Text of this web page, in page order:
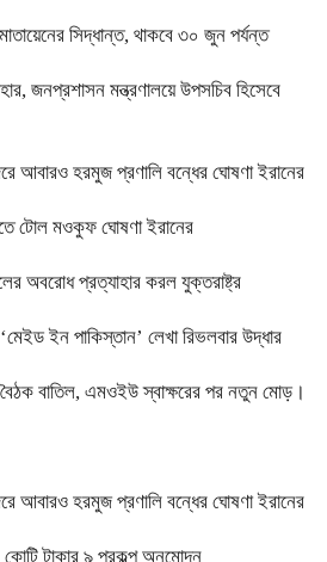
সিদ্ধান্ত, থাকবে ৩০ জুন পর্যন্ত
জনপ্রশাসন মন্ত্রণালয়ে উপসচিব হিসেবে
আবারও হরমুজ প্রণালি বন্ধের ঘোষণা ইরানের
টোল মওকুফ ঘোষণা ইরানের
অবরোধ প্রত্যাহার করল যুক্তরাষ্ট্র
‘মেইড ইন পাকিস্তান’ লেখা রিভলবার উদ্ধার
বৈঠক বাতিল, এমওইউ স্বাক্ষরের পর নতুন মোড়।
আবারও হরমুজ প্রণালি বন্ধের ঘোষণা ইরানের
টাকার ৯ প্রকল্প অনুমোদন